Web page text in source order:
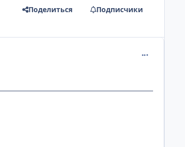
Поделиться Подписчики